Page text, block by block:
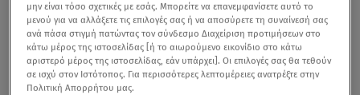
παιδιά. Σειρά έχουν τυφλά χτυπήματα στην παρέλαση.
Την υπόθεση αναλαμβάνει ο αστυνόμος Μύρων Αγγέλου
και την ίδια ώρα εμφανίζεται ένας παλιός
τρομοκράτης...
μην είναι τόσο σχετικές με εσάς. Μπορείτε να επανεμφανίσετε αυτό το
μενού για να αλλάξετε τις επιλογές σας ή να αποσύρετε τη συναίνεσή σας
ανά πάσα στιγμή πατώντας τον σύνδεσμο Διαχείριση προτιμήσεων στο
κάτω μέρος της ιστοσελίδας [ή το αιωρούμενο εικονίδιο στο κάτω
αριστερό μέρος της ιστοσελίδας, εάν υπάρχει]. Οι επιλογές σας θα τεθούν
σε ισχύ στον Ιστότοπος. Για περισσότερες λεπτομέρειες ανατρέξτε στην
Πολιτική Απορρήτου μας.